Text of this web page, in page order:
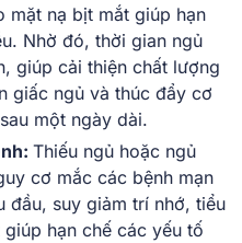
mặt nạ bịt mắt giúp hạn
Nhờ đó, thời gian ngủ
giúp cải thiện chất lượng
giấc ngủ và thúc đẩy cơ
một ngày dài.
Thiếu ngủ hoặc ngủ
cơ mắc các bệnh mạn
đầu, suy giảm trí nhớ, tiểu
hạn chế các yếu tố